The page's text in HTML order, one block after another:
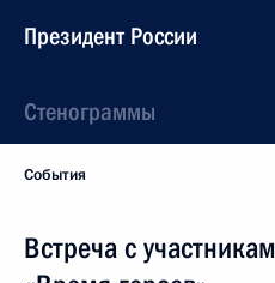
Президент России
Стенограммы
События
Встреча с